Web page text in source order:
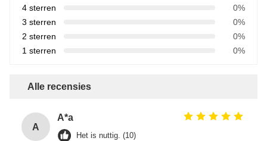
4 sterren
0%
3 sterren
0%
2 sterren
0%
1 sterren
0%
Alle recensies
A
A*a
Het is nuttig. (10)